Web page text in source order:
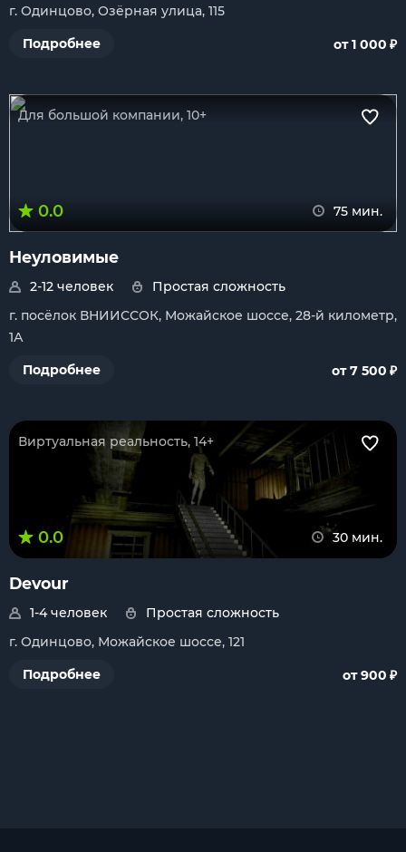
г. Одинцово, Озёрная улица, 115
Подробнее
от 1 000 ₽
Для большой компании, 10+
0.0 75 мин.
Неуловимые
2-12 человек
Простая сложность
г. посёлок ВНИИССОК, Можайское шоссе, 28-й километр,
1А
Подробнее
от 7 500 ₽
Виртуальная реальность, 14+
0.0 30 мин.
Devour
1-4 человек
Простая сложность
г. Одинцово, Можайское шоссе, 121
Подробнее
от 900 ₽